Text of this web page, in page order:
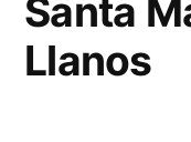
Santa
Llanos